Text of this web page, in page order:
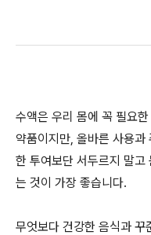
수액은 우리 몸에 꼭 필요
약품이지만, 올바른 사용과
한 투여보단 서두르지 말
는 것이 가장 좋습니다.
무엇보다 건강한 음식과 꾸